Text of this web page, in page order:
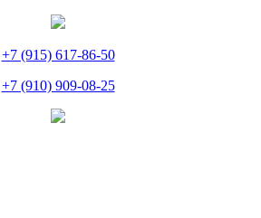
+7 (915) 617-86-50
+7 (910) 909-08-25